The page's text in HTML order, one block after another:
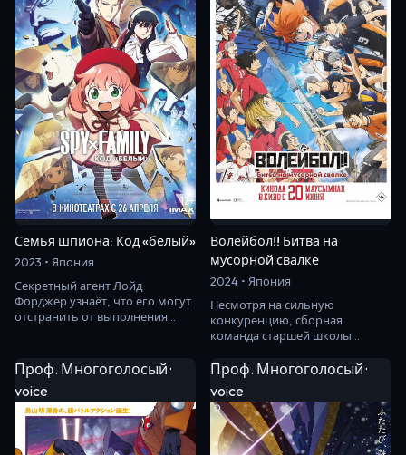
Семья шпиона: Код «белый»
2023 • Япония
Секретный агент Лойд
Форджер узнаёт, что его могут
отстранить от выполнения
Волейбол!! Битва на
мусорной свалке
2024 • Япония
Несмотря на сильную
конкуренцию, сборная
команда старшей школы
предварительный этап
турнира…
Проф. Многоголосый ·
voice
Проф. Многоголосый ·
voice